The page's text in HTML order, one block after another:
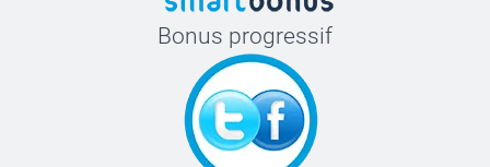
Bonus progressif